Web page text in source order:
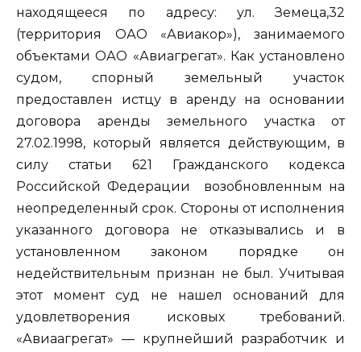
находящееся по адресу: ул. Земеца,32
(территория ОАО «Авиакор»), занимаемого
объектами ОАО «Авиагрегат». Как установлено
судом, спорный земельный участок
предоставлен истцу в аренду на основании
договора аренды земельного участка от
27.02.1998, который является действующим, в
силу статьи 621 Гражданского кодекса
Российской Федерации возобновленным на
неопределенный срок. Стороны от исполнения
указанного договора не отказывались и в
установленном законом порядке он
недействительным признан не был. Учитывая
этот момент суд не нашел оснований для
удовлетворения исковых требований.
«Авиаагрегат» — крупнейший разработчик и